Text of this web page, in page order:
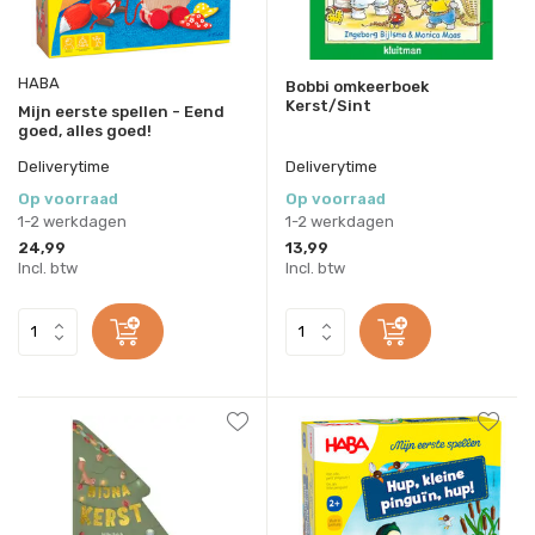
HABA
Mijn eerste spellen - Eend
goed, alles goed!
Deliverytime
Op voorraad
1-2 werkdagen
24,99
Incl. btw
Bobbi omkeerboek
Kerst/Sint
Deliverytime
Op voorraad
1-2 werkdagen
13,99
Incl. btw